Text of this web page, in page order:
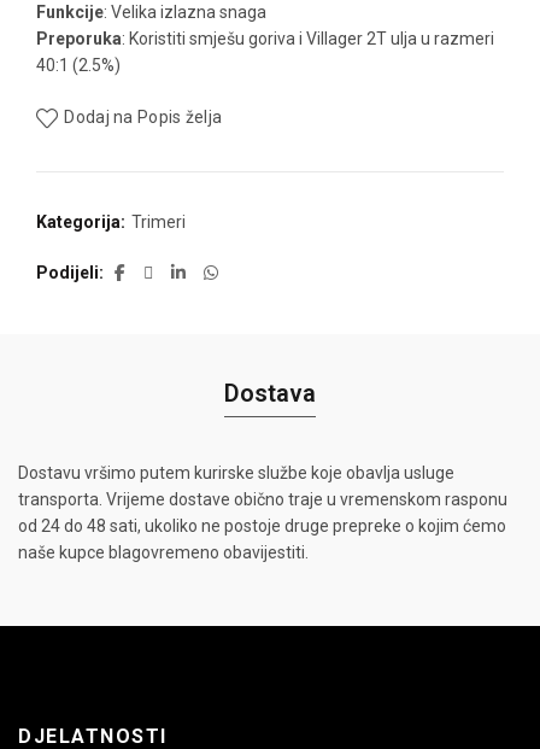
Funkcije: Velika izlazna snaga
Preporuka: Koristiti smješu goriva i Villager 2T ulja u razmeri
40:1 (2.5%)
Dodaj na Popis želja
Kategorija: Trimeri
Podijeli
Dostava
Dostavu vršimo putem kurirske službe koje obavlja usluge
transporta. Vrijeme dostave obično traje u vremenskom rasponu
od 24 do 48 sati, ukoliko ne postoje druge prepreke o kojim ćemo
naše kupce blagovremeno obavijestiti.
DJELATNOSTI